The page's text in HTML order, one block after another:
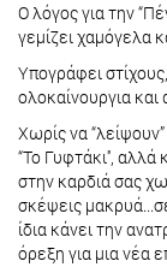
Ο λόγος για την
γεμίζει χαμόγελα
Υπογράφει
ολοκαίνουργια
Χωρίς να
“Το Γυφτάκι'',
στην καρδιά σας
σκέψεις
ίδια κάνει την
όρεξη για μια νέα